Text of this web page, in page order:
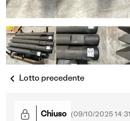
Lotto precedente
Chiuso (09/10/2025 14:31